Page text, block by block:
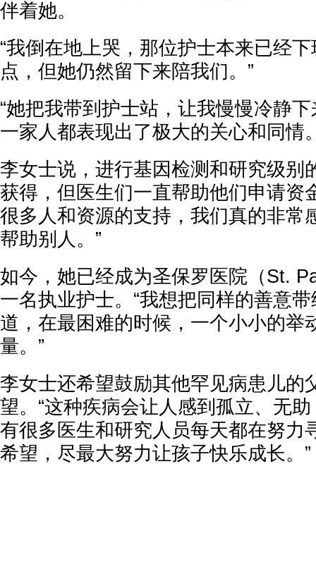
伴着她。
“我倒在地上哭，那位护士本来已经
点，但她仍然留下来陪我们。”
“她把我带到护士站，让我慢慢冷静
一家人都表现出了极大的关心和同情
李女士说，进行基因检测和研究级别
获得，但医生们一直帮助他们申请资
很多人和资源的支持，我们真的非常
帮助别人。”
如今，她已经成为圣保罗医院（St.
一名执业护士。“我想把同样的善意
道，在最困难的时候，一个小小的举
量。”
李女士还希望鼓励其他罕见病患儿的
望。“这种疾病会让人感到孤立、无
有很多医生和研究人员每天都在努力
希望，尽最大努力让孩子快乐成长。”